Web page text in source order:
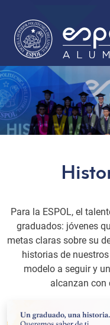
Para la ESPOL, el
graduados: jóvenes
metas claras sobre su
historias de
modelo a seguir y
alcanzan con